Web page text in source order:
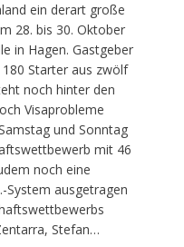
ein derart große
28. bis 30. Oktober
in Hagen. Gastgeber
Starter aus zwölf
noch hinter den
Visaprobleme
und Sonntag
mit 46
noch eine
System ausgetragen
Stefan…